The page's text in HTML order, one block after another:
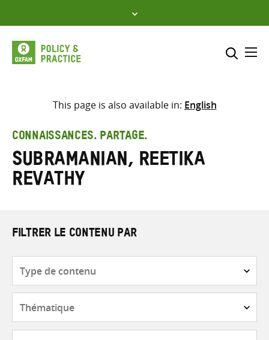
to
content
Sélectionner l’emplacement
Saisir
les
termes
This page is also available in: English
CONNAISSANCES. PARTAGE.
Subramanian, Reetika
Revathy
FILTRER LE CONTENU PAR
contenu